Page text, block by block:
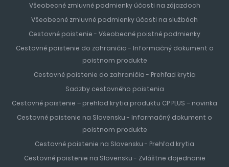
Všeobecné zmluvné podmienky účasti na zájazdoch
Všeobecné zmluvné podmienky účasti na službách
Cestovné poistenie - Všeobecné poistné podmienky
Cestovné poistenie do zahraničia - Informačný dokument o
poistnom produkte
Cestovné poistenie do zahraničia - Prehľad krytia
Sadzby cestovného poistenia
Cestovné poistenie – prehlad krytia produktu CP PLUS – novinka
Cestovné poistenie na Slovensku - Informačný dokument o
poistnom produkte
Cestovné poistenie na Slovensku - Prehľad krytia
Cestovné poistenie na Slovensku - Zvláštne dojednanie